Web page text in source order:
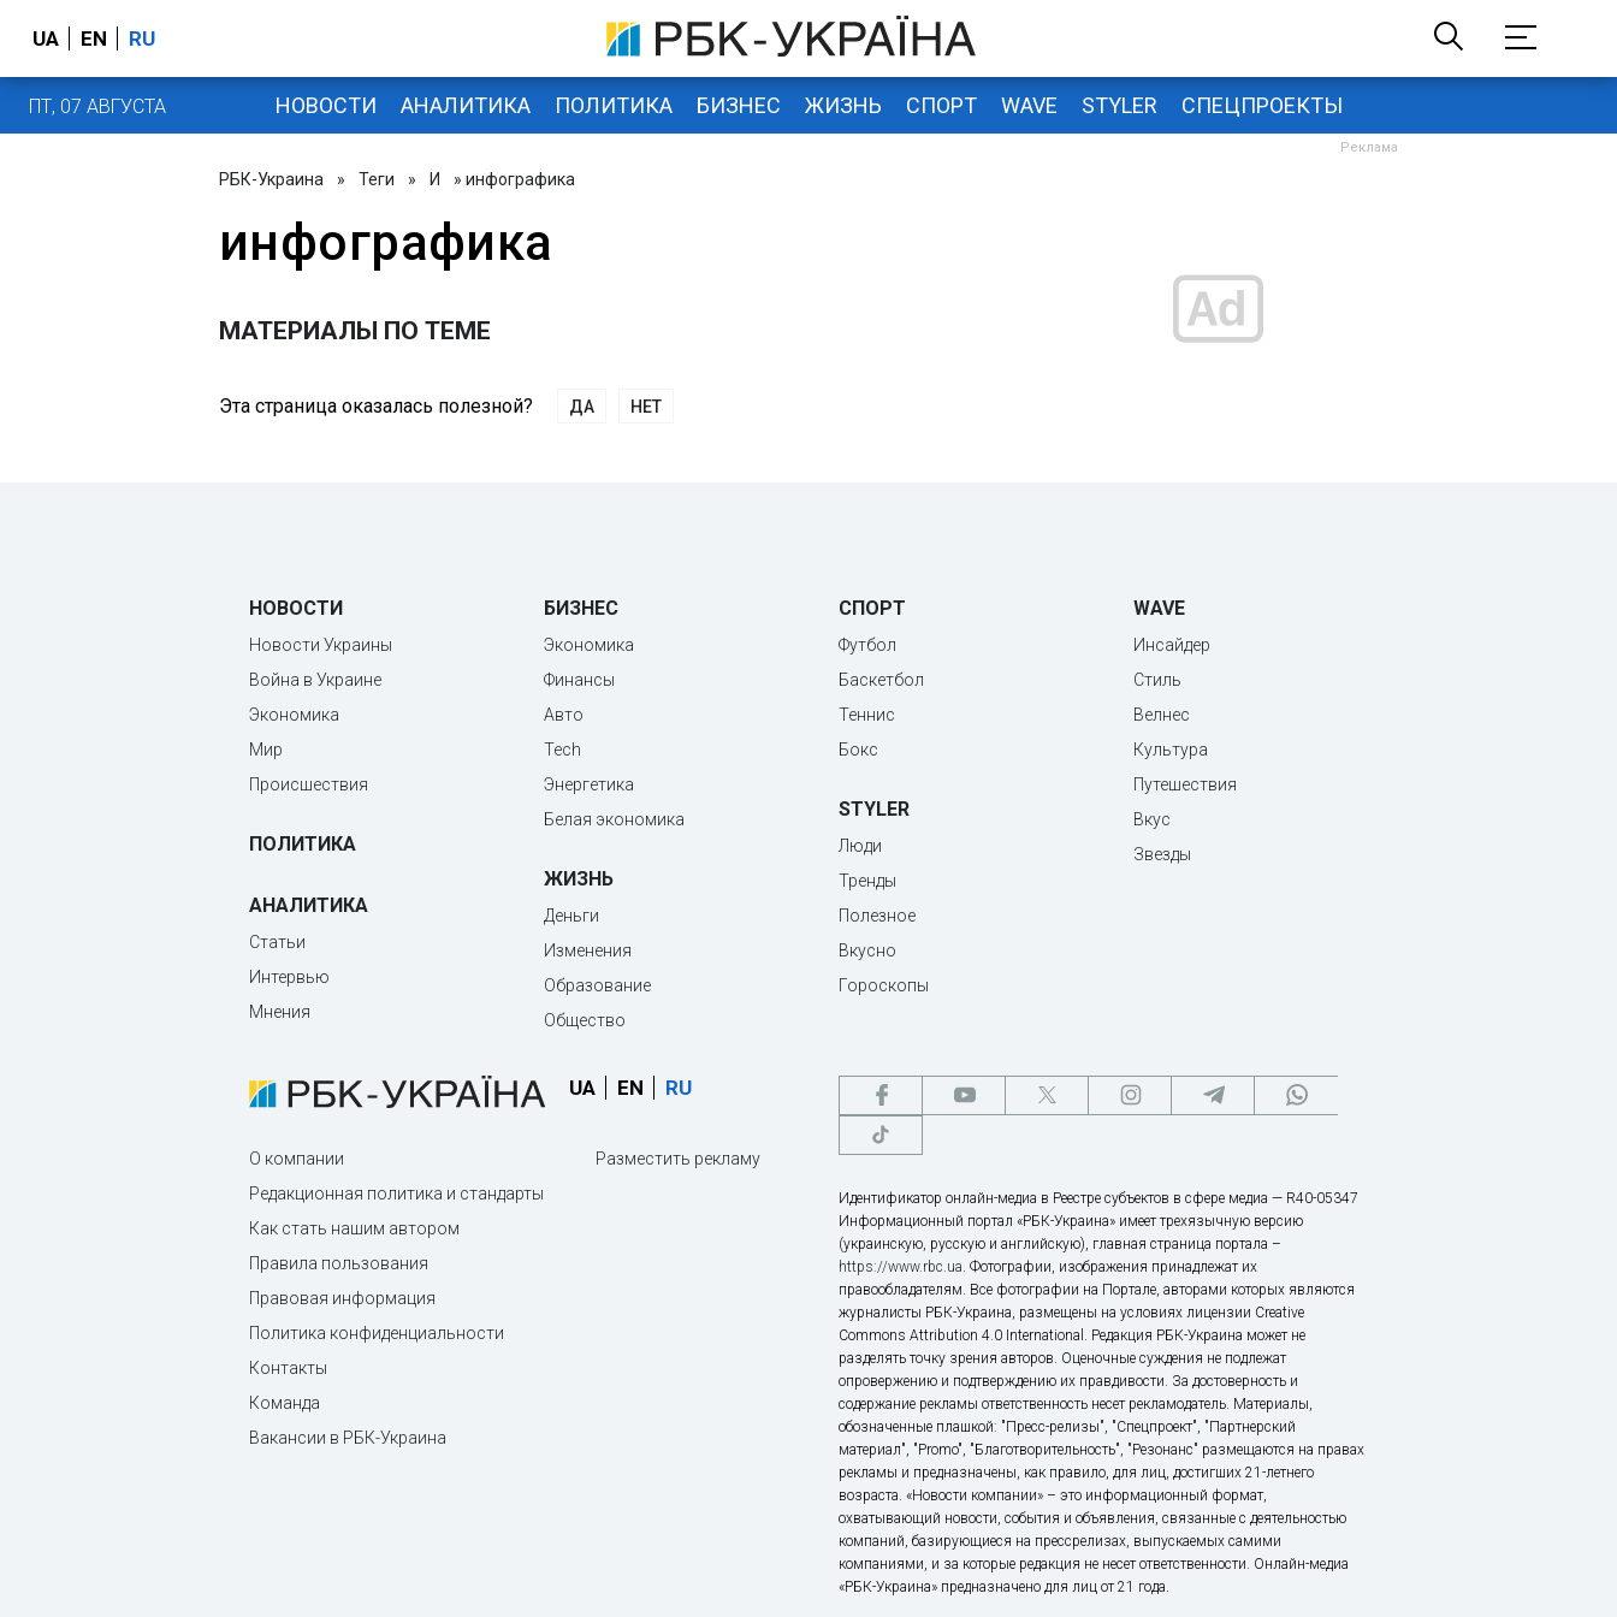
UA EN RU
ПТ, 07 АВГУСТА НОВОСТИ АНАЛИТИКА ПОЛИТИКА БИЗНЕС ЖИЗНЬ СПОРТ WAVE STYLER СПЕЦПРОЕКТЫ
РБК-Украина » Теги » И » инфографика
инфографика
МАТЕРИАЛЫ ПО ТЕМЕ
Эта страница оказалась полезной? ДА НЕТ
НОВОСТИ
Новости Украины
Война в Украине
Экономика
Мир
Происшествия
ПОЛИТИКА
АНАЛИТИКА
Статьи
Интервью
Мнения
БИЗНЕС
Экономика
Финансы
Авто
Tech
Энергетика
Белая экономика
ЖИЗНЬ
Деньги
Изменения
Образование
Общество
СПОРТ
Футбол
Баскетбол
Теннис
Бокс
STYLER
Люди
Тренды
Полезное
Вкусно
Гороскопы
WAVE
Инсайдер
Стиль
Велнес
Культура
Путешествия
Вкус
Звезды
UA EN RU
О компании
Редакционная политика и стандарты
Как стать нашим автором
Правила пользования
Правовая информация
Политика конфиденциальности
Контакты
Команда
Вакансии в РБК-Украина
Разместить рекламу
Идентификатор онлайн-медиа в Реестре субъектов в сфере медиа — R40-05347
Информационный портал «РБК-Украина» имеет трехязычную версию
(украинскую, русскую и английскую), главная страница портала –
https://www.rbc.ua. Фотографии, изображения принадлежат их
правообладателям. Все фотографии на Портале, авторами которых являются
журналисты РБК-Украина, размещены на условиях лицензии Creative
Commons Attribution 4.0 International. Редакция РБК-Украина может не
разделять точку зрения авторов. Оценочные суждения не подлежат
опровержению и подтверждению их правдивости. За достоверность и
содержание рекламы ответственность несет рекламодатель. Материалы,
обозначенные плашкой: "Пресс-релизы", "Спецпроект", "Партнерский
материал", "Promo", "Благотворительность", "Резонанс" размещаются на правах
рекламы и предназначены, как правило, для лиц, достигших 21-летнего
возраста. «Новости компании» – это информационный формат,
охватывающий новости, события и объявления, связанные с деятельностью
компаний, базирующиеся на прессрелизах, выпускаемых самими
компаниями, и за которые редакция не несет ответственности. Онлайн-медиа
«РБК-Украина» предназначено для лиц от 21 года.